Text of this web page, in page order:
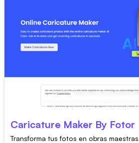
Caricature Maker By Fotor
Transforma tus fotos en obras